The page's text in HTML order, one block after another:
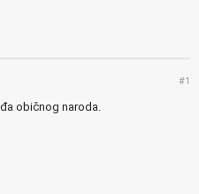
#1
običnog naroda.